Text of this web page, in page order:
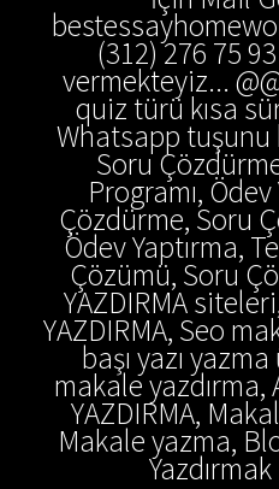
(312) 276 75
vermekteyiz...
quiz türü kısa
Whatsapp tuşunu
Soru
Programı,
Çözdürme, Soru
Ödev Yaptırma,
Çözümü, Soru
YAZDIRMA
YAZDIRMA, Seo
başı yazı
makale
YAZDIRMA,
Makale yazma,